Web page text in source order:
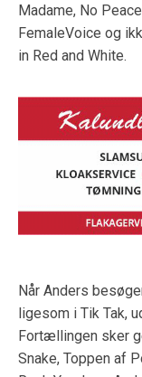
Madame, No
FemaleVoice og
in Red and White.
Når Anders
ligesom i Tik Tak,
Fortællingen sker
Snake, Toppen af